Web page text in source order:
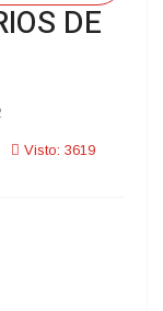
DE
Visto: 3619